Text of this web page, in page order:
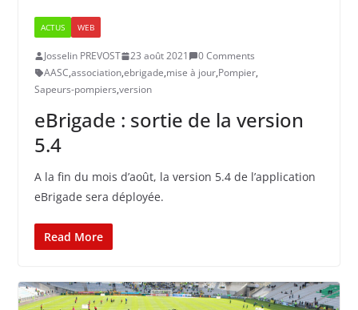
ACTUS WEB
Josselin PREVOST 23 août 2021
0 Comments
AASC,association,ebrigade,mise à jour,Pompier,
Sapeurs-pompiers,version
eBrigade : sortie de la version
5.4
A la fin du mois d’août, la version 5.4 de l’application
eBrigade sera déployée.
Read More